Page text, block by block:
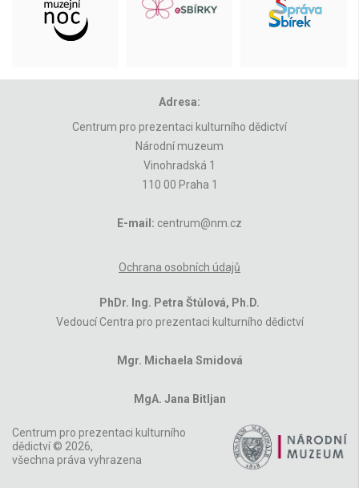
Adresa:
Centrum pro prezentaci kulturního dědictví
Národní muzeum
Vinohradská 1
110 00 Praha 1
E-mail: centrum@nm.cz
Ochrana osobních údajů
PhDr. Ing. Petra Štůlová, Ph.D.
Vedoucí Centra pro prezentaci kulturního dědictví
Mgr. Michaela Smidová
MgA. Jana Bitljan
Centrum pro prezentaci kulturního
dědictví © 2026,
všechna práva vyhrazena